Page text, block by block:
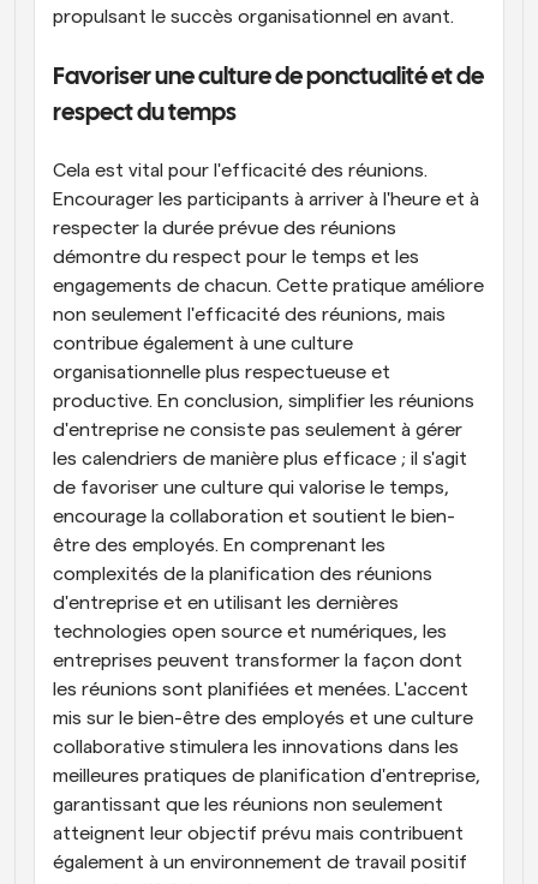
propulsant le succès organisationnel en avant.
Favoriser une culture de ponctualité et de
respect du temps
Cela est vital pour l'efficacité des réunions.
Encourager les participants à arriver à l'heure et à
respecter la durée prévue des réunions
démontre du respect pour le temps et les
engagements de chacun. Cette pratique améliore
non seulement l'efficacité des réunions, mais
contribue également à une culture
organisationnelle plus respectueuse et
productive. En conclusion, simplifier les réunions
d'entreprise ne consiste pas seulement à gérer
les calendriers de manière plus efficace ; il s'agit
de favoriser une culture qui valorise le temps,
encourage la collaboration et soutient le bien-
être des employés. En comprenant les
complexités de la planification des réunions
d'entreprise et en utilisant les dernières
technologies open source et numériques, les
entreprises peuvent transformer la façon dont
les réunions sont planifiées et menées. L'accent
mis sur le bien-être des employés et une culture
collaborative stimulera les innovations dans les
meilleures pratiques de planification d'entreprise,
garantissant que les réunions non seulement
atteignent leur objectif prévu mais contribuent
également à un environnement de travail positif